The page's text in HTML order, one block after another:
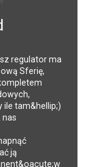
regulator ma
Sferię,
ile tam&hellip;)
nas
ją